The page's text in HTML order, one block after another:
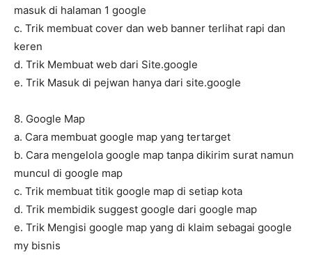
masuk di halaman 1 google
c. Trik membuat cover dan web banner terlihat rapi dan
keren
d. Trik Membuat web dari Site.google
e. Trik Masuk di pejwan hanya dari site.google
8. Google Map
a. Cara membuat google map yang tertarget
b. Cara mengelola google map tanpa dikirim surat namun
muncul di google map
c. Trik membuat titik google map di setiap kota
d. Trik membidik suggest google dari google map
e. Trik Mengisi google map yang di klaim sebagai google
my bisnis